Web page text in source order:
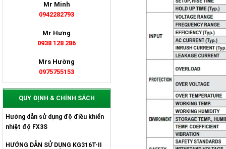
Mr Minh
0942282793
Mr Hưng
0938 128 286
Mrs Hường
0975755153
QUY ĐỊNH & CHÍNH SÁCH
Hướng dẫn sử dụng độ điều khiển
nhiệt độ FX3S
HƯỚNG DẪN SỬ DỤNG KG316T-II